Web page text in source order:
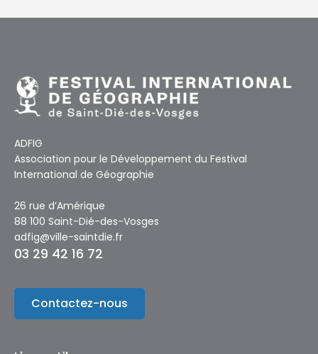
ADFIG
Association pour le Développement du Festival
International de Géographie
26 rue d’Amérique
88 100 Saint-Dié-des-Vosges
adfig@ville-saintdie.fr
03 29 42 16 72
Contactez-nous